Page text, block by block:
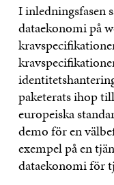
I inledningsfasen
dataekonomi på
paketerats ihop
europeiska
demo för en
exempel på en
dataekonomi för